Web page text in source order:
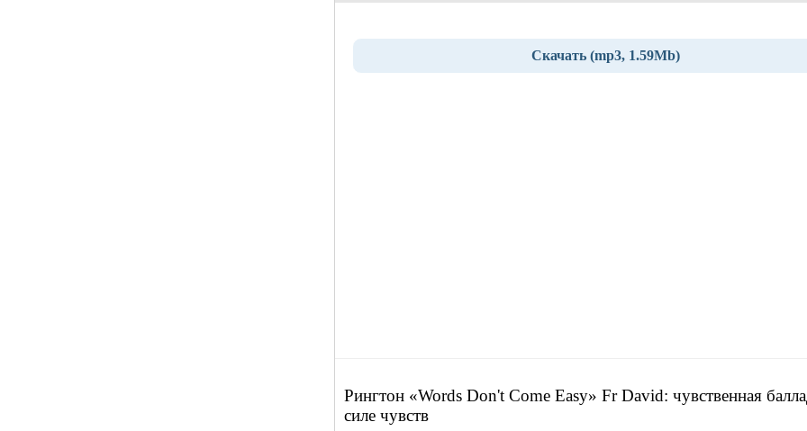
Скачать (mp3, 1.59Mb)
Рингтон «Words Don't Come Easy» Fr David: чувственная
силе чувств